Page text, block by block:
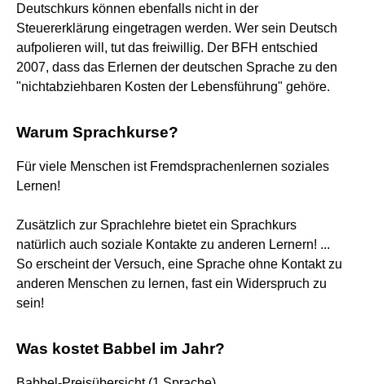
Deutschkurs können ebenfalls nicht in der
Steuererklärung eingetragen werden. Wer sein Deutsch
aufpolieren will, tut das freiwillig. Der BFH entschied
2007, dass das Erlernen der deutschen Sprache zu den
"nichtabziehbaren Kosten der Lebensführung" gehöre.
Warum Sprachkurse?
Für viele Menschen ist Fremdsprachenlernen soziales
Lernen!
Zusätzlich zur Sprachlehre bietet ein Sprachkurs
natürlich auch soziale Kontakte zu anderen Lernern! ...
So erscheint der Versuch, eine Sprache ohne Kontakt zu
anderen Menschen zu lernen, fast ein Widerspruch zu
sein!
Was kostet Babbel im Jahr?